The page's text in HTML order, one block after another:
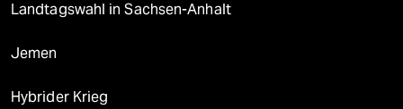
Landtagswahl in Sachsen-Anhalt
Jemen
Hybrider Krieg